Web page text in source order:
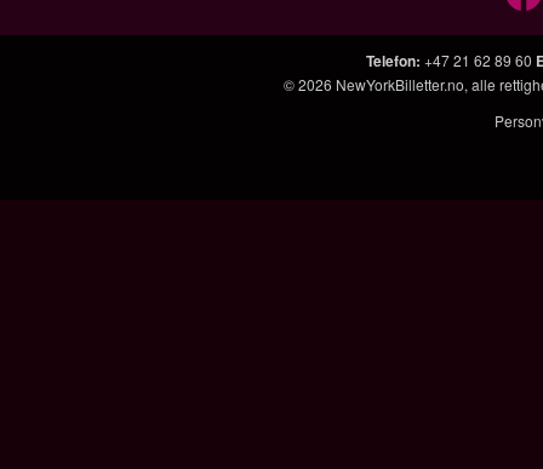
Telefon: +47 21 62 89 60
© 2026 NewYorkBilletter.no, alle